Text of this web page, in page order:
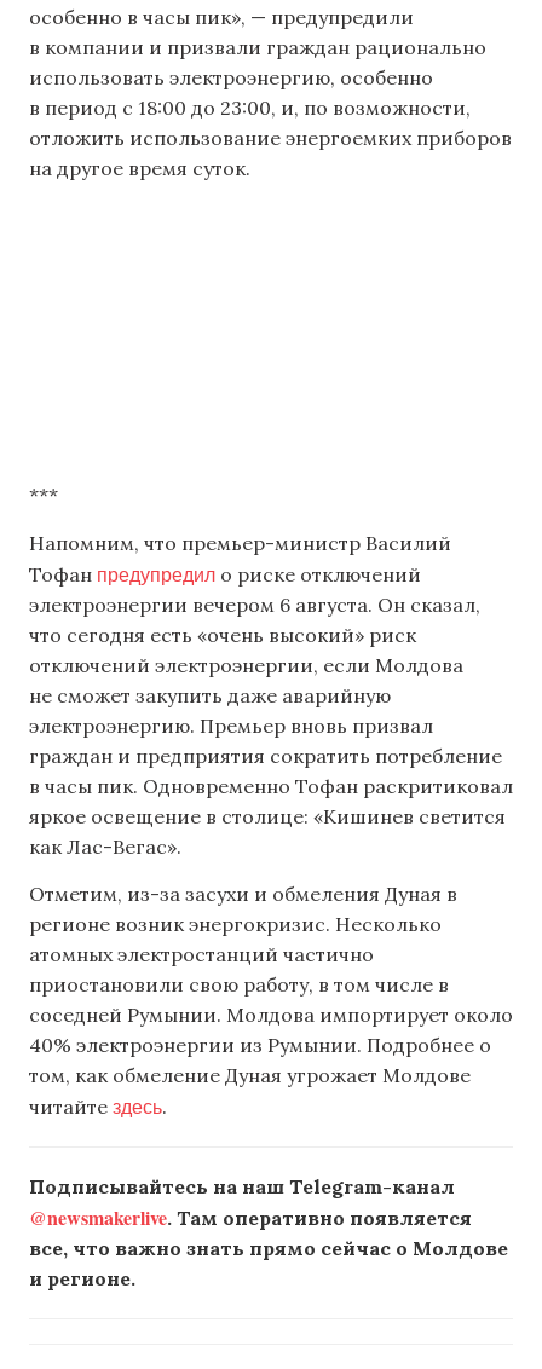
особенно в часы пик», — предупредили
в компании и призвали граждан рационально
использовать электроэнергию, особенно
в период с 18:00 до 23:00, и, по возможности,
отложить использование энергоемких приборов
на другое время суток.
***
Напомним, что премьер-министр Василий
Тофан предупредил о риске отключений
электроэнергии вечером 6 августа. Он сказал,
что сегодня есть «очень высокий» риск
отключений электроэнергии, если Молдова
не сможет закупить даже аварийную
электроэнергию. Премьер вновь призвал
граждан и предприятия сократить потребление
в часы пик. Одновременно Тофан раскритиковал
яркое освещение в столице: «Кишинев светится
как Лас-Вегас».
Отметим, из-за засухи и обмеления Дуная в
регионе возник энергокризис. Несколько
атомных электростанций частично
приостановили свою работу, в том числе в
соседней Румынии. Молдова импортирует около
40% электроэнергии из Румынии. Подробнее о
том, как обмеление Дуная угрожает Молдове
читайте здесь.
Подписывайтесь на наш Telegram-канал
@newsmakerlive. Там оперативно появляется
все, что важно знать прямо сейчас о Молдове
и регионе.